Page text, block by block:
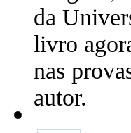
da
livro
nas
autor.